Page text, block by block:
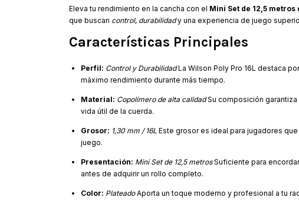
Eleva tu rendimiento en la cancha con el Mini Set de 12,5
que buscan control, durabilidady una experiencia de juego
Características Principales
Perfil: Control y DurabilidadLa Wilson Poly Pro 16L destaca
máximo rendimiento durante más tiempo.
Material: Copolímero de alta calidadSu composición
vida útil de la cuerda.
Grosor: 1,30 mm / 16L Este grosor es ideal para jugadores
juego.
Presentación: Mini Set de 12,5 metrosSuficiente para
antes de adquirir un rollo completo.
Color: PlateadoAporta un toque moderno y profesional a tu